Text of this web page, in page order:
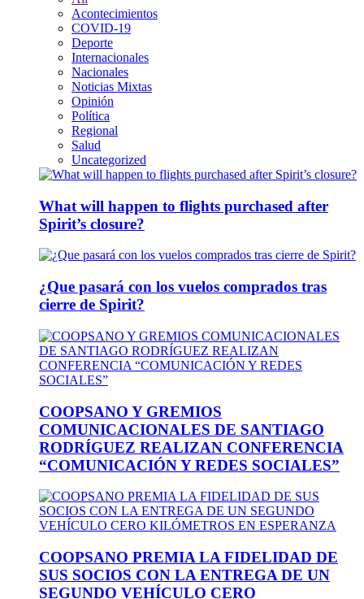
Acontecimientos
COVID-19
Deporte
Internacionales
Nacionales
Noticias Mixtas
Opinión
Política
Regional
Salud
Uncategorized
What will happen to flights purchased after
Spirit’s closure?
¿Que pasará con los vuelos comprados tras
cierre de Spirit?
COOPSANO Y GREMIOS
COMUNICACIONALES DE SANTIAGO
RODRÍGUEZ REALIZAN CONFERENCIA
“COMUNICACIÓN Y REDES SOCIALES”
COOPSANO PREMIA LA FIDELIDAD DE
SUS SOCIOS CON LA ENTREGA DE UN
SEGUNDO VEHÍCULO CERO